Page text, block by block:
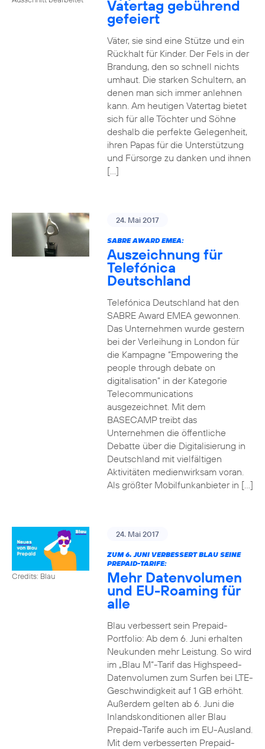
Vatertag gebührend
gefeiert
Väter, sie sind eine Stütze und ein
Rückhalt für Kinder. Der Fels in der
Brandung, den so schnell nichts
umhaut. Die starken Schultern, an
denen man sich immer anlehnen
kann. Am heutigen Vatertag bietet
sich für alle Töchter und Söhne
deshalb die perfekte Gelegenheit,
ihren Papas für die Unterstützung
und Fürsorge zu danken und ihnen
[…]
24. Mai 2017
SABRE AWARD EMEA:
Auszeichnung für
Telefónica
Deutschland
Telefónica Deutschland hat den
SABRE Award EMEA gewonnen.
Das Unternehmen wurde gestern
bei der Verleihung in London für
die Kampagne “Empowering the
people through debate on
digitalisation” in der Kategorie
Telecommunications
ausgezeichnet. Mit dem
BASECAMP treibt das
Unternehmen die öffentliche
Debatte über die Digitalisierung in
Deutschland mit vielfältigen
Aktivitäten medienwirksam voran.
Als größter Mobilfunkanbieter in […]
Credits: Blau
24. Mai 2017
ZUM 6. JUNI VERBESSERT BLAU SEINE
PREPAID-TARIFE:
Mehr Datenvolumen
und EU-Roaming für
alle
Blau verbessert sein Prepaid-
Portfolio: Ab dem 6. Juni erhalten
Neukunden mehr Leistung. So wird
im „Blau M“-Tarif das Highspeed-
Datenvolumen zum Surfen bei LTE-
Geschwindigkeit auf 1 GB erhöht.
Außerdem gelten ab 6. Juni die
Inlandskonditionen aller Blau
Prepaid-Tarife auch im EU-Ausland.
Mit dem verbesserten Prepaid-